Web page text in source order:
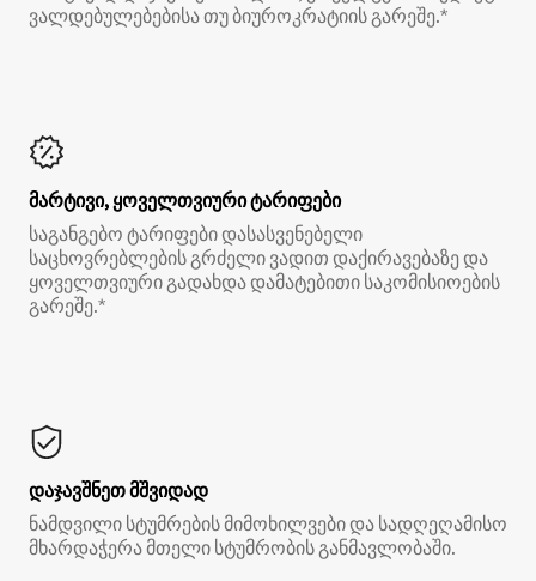
ვალდებულებებისა თუ ბიუროკრატიის გარეშე.*
მარტივი, ყოველთვიური ტარიფები
საგანგებო ტარიფები დასასვენებელი
საცხოვრებლების გრძელი ვადით დაქირავებაზე და
ყოველთვიური გადახდა დამატებითი საკომისიოების
გარეშე.*
დაჯავშნეთ მშვიდად
ნამდვილი სტუმრების მიმოხილვები და სადღეღამისო
მხარდაჭერა მთელი სტუმრობის განმავლობაში.